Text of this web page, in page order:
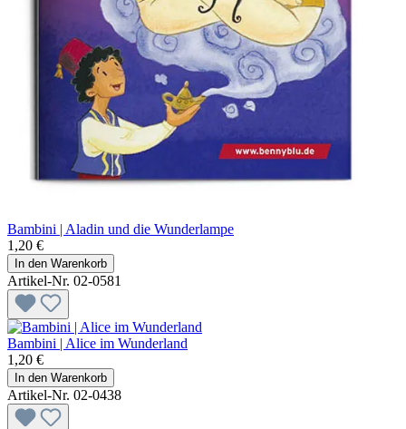
Bambini | Aladin und die Wunderlampe
1,20 €
In den Warenkorb
Artikel-Nr. 02-0581
Bambini | Alice im Wunderland
1,20 €
In den Warenkorb
Artikel-Nr. 02-0438